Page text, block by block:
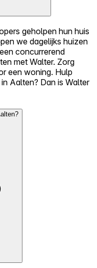
geholpen hun huis
we dagelijks huizen
concurrerend
met Walter. Zorg
een woning. Hulp
Aalten? Dan is Walter